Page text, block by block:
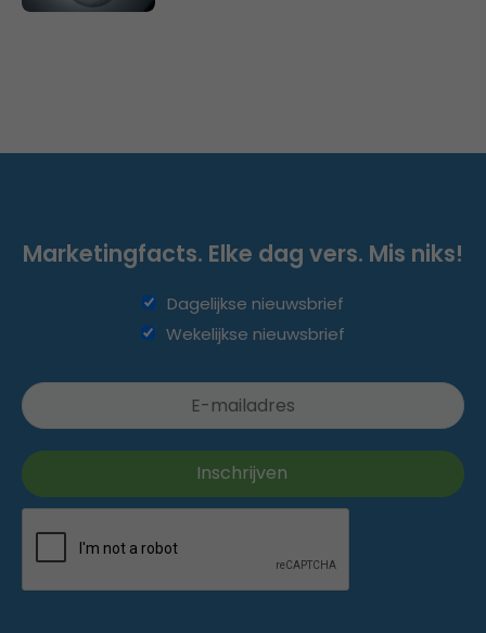
Marketingfacts. Elke dag vers. Mis niks!
Dagelijkse nieuwsbrief
Wekelijkse nieuwsbrief